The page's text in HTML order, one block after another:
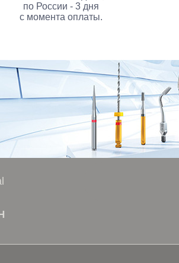
по России - 3 дня
с момента оплаты.